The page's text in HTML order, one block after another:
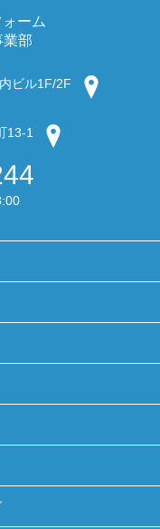
ーム
部
ビル1F/2F
13-1